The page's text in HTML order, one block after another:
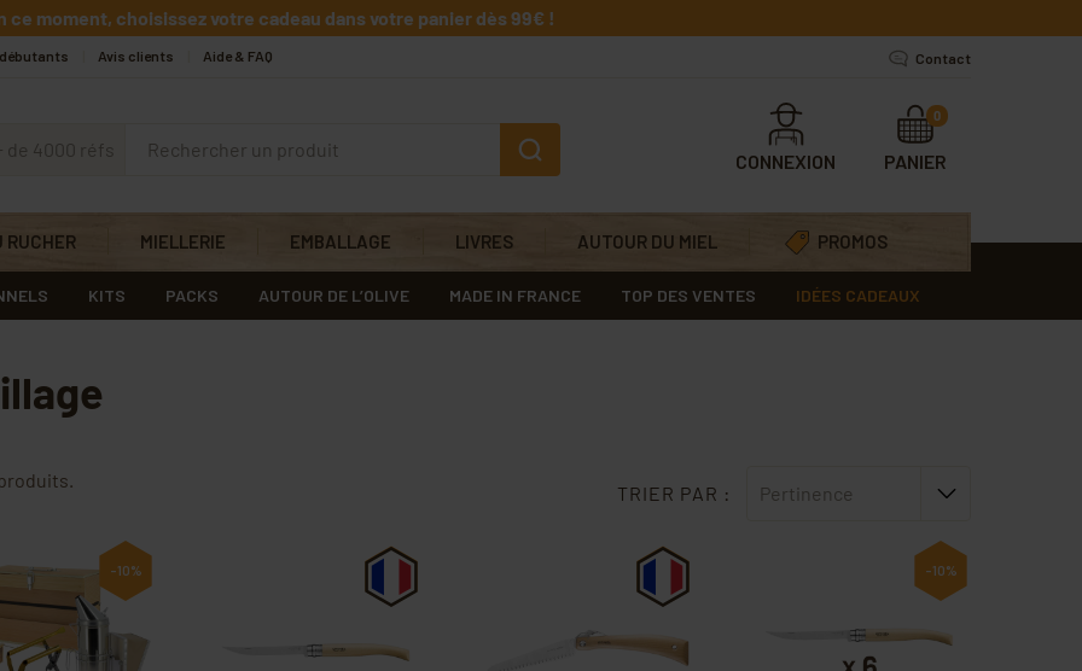
ce moment, choisissez votre cadeau dans votre panier dès 99€ !
débutants Avis clients Aide & FAQ Contact
de 4000 réfs
CONNEXION PANIER
0
RUCHER MIELLERIE EMBALLAGE LIVRES AUTOUR DU MIEL PROMOS
KITS PACKS AUTOUR DE L’OLIVE MADE IN FRANCE TOP DES VENTES IDÉES CADEAUX
TRIER PAR : Pertinence
-10% -10%